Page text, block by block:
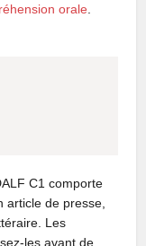
orale
C1 comporte
article de presse,
Les
les avant de